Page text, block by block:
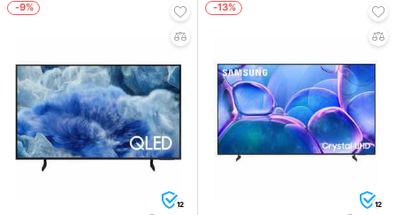
-9%
12
-13%
12